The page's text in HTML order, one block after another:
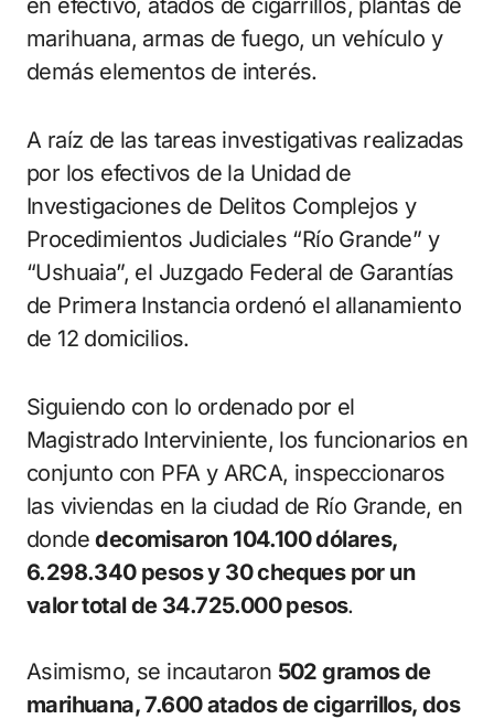
en efectivo, atados de cigarrillos, plantas de
marihuana, armas de fuego, un vehículo y
demás elementos de interés.
A raíz de las tareas investigativas realizadas
por los efectivos de la Unidad de
Investigaciones de Delitos Complejos y
Procedimientos Judiciales “Río Grande” y
“Ushuaia”, el Juzgado Federal de Garantías
de Primera Instancia ordenó el allanamiento
de 12 domicilios.
Siguiendo con lo ordenado por el
Magistrado Interviniente, los funcionarios en
conjunto con PFA y ARCA, inspeccionaros
las viviendas en la ciudad de Río Grande, en
dondedecomisaron 104.100 dólares,
6.298.340 pesos y 30 cheques por un
valor total de 34.725.000 pesos.
Asimismo, se incautaron 502 gramos de
marihuana, 7.600 atados de cigarrillos, dos